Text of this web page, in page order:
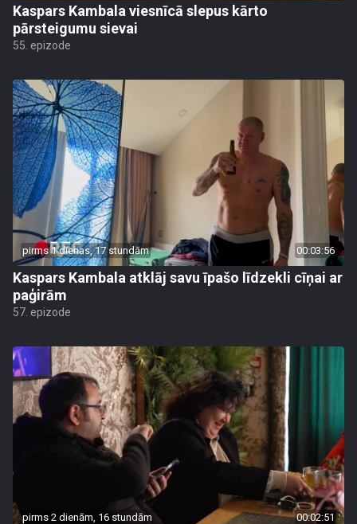
Kaspars Kambala viesnīcā slepus kārto
pārsteigumu sievai
55. epizode
pirms 1 dienas, 17 stundām 00:03:56
Kaspars Kambala atklāj savu īpašo līdzekli cīņai ar
paģirām
57. epizode
pirms 2 dienām, 16 stundām 00:02:51